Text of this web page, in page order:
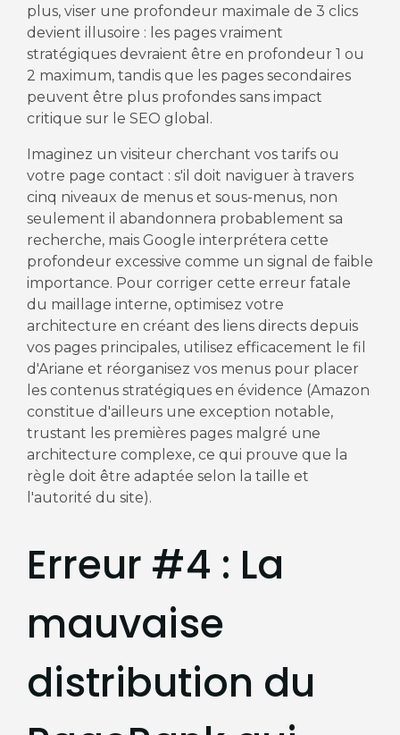
plus, viser une profondeur maximale de 3 clics
devient illusoire : les pages vraiment
stratégiques devraient être en profondeur 1 ou
2 maximum, tandis que les pages secondaires
peuvent être plus profondes sans impact
critique sur le SEO global.
Imaginez un visiteur cherchant vos tarifs ou
votre page contact : s'il doit naviguer à travers
cinq niveaux de menus et sous-menus, non
seulement il abandonnera probablement sa
recherche, mais Google interprétera cette
profondeur excessive comme un signal de faible
importance. Pour corriger cette erreur fatale
du maillage interne, optimisez votre
architecture en créant des liens directs depuis
vos pages principales, utilisez efficacement le fil
d'Ariane et réorganisez vos menus pour placer
les contenus stratégiques en évidence (Amazon
constitue d'ailleurs une exception notable,
trustant les premières pages malgré une
architecture complexe, ce qui prouve que la
règle doit être adaptée selon la taille et
l'autorité du site).
Erreur #4 : La
mauvaise
distribution du